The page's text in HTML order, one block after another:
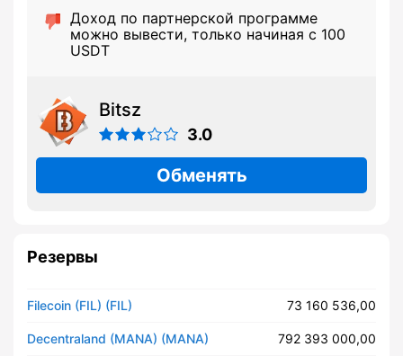
Доход по партнерской программе
можно вывести, только начиная с 100
USDT
Bitsz
3.0
Обменять
Резервы
Filecoin (FIL) (FIL) 73 160 536,00
Decentraland (MANA) (MANA) 792 393 000,00